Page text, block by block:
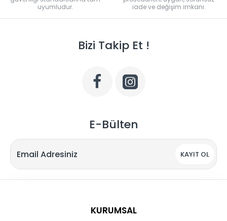
uyumludur.
iade ve değişim imkanı.
Bizi Takip Et !
E-Bülten
KAYIT OL
KURUMSAL